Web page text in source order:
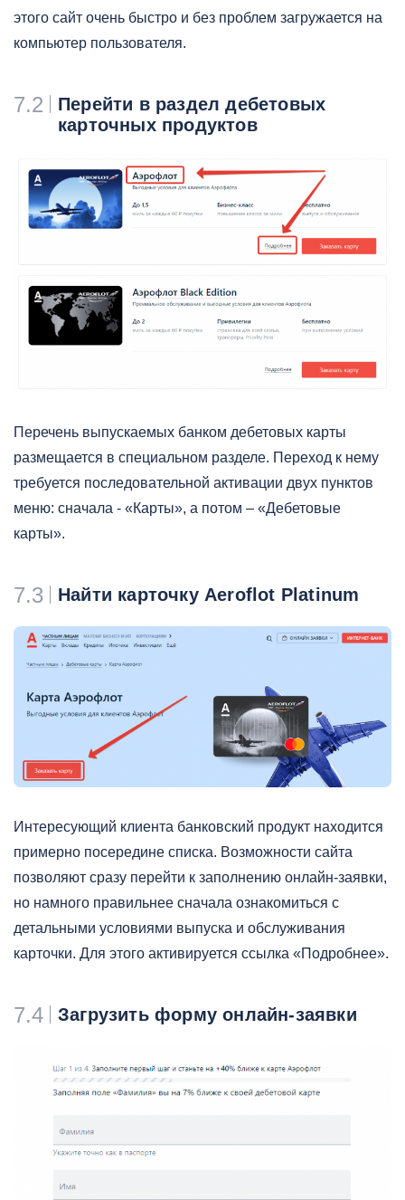
этого сайт очень быстро и без проблем загружается на
компьютер пользователя.
7.2
Перейти в раздел дебетовых
карточных продуктов
Перечень выпускаемых банком дебетовых карты
размещается в специальном разделе. Переход к нему
требуется последовательной активации двух пунктов
меню: сначала - «Карты», а потом – «Дебетовые
карты».
7.3 Найти карточку Aeroflot Platinum
Интересующий клиента банковский продукт находится
примерно посередине списка. Возможности сайта
позволяют сразу перейти к заполнению онлайн-заявки,
но намного правильнее сначала ознакомиться с
детальными условиями выпуска и обслуживания
карточки. Для этого активируется ссылка «Подробнее».
7.4 Загрузить форму онлайн-заявки